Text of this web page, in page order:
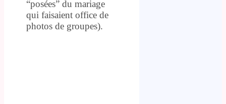
“posées” du mariage
qui faisaient office de
photos de groupes).